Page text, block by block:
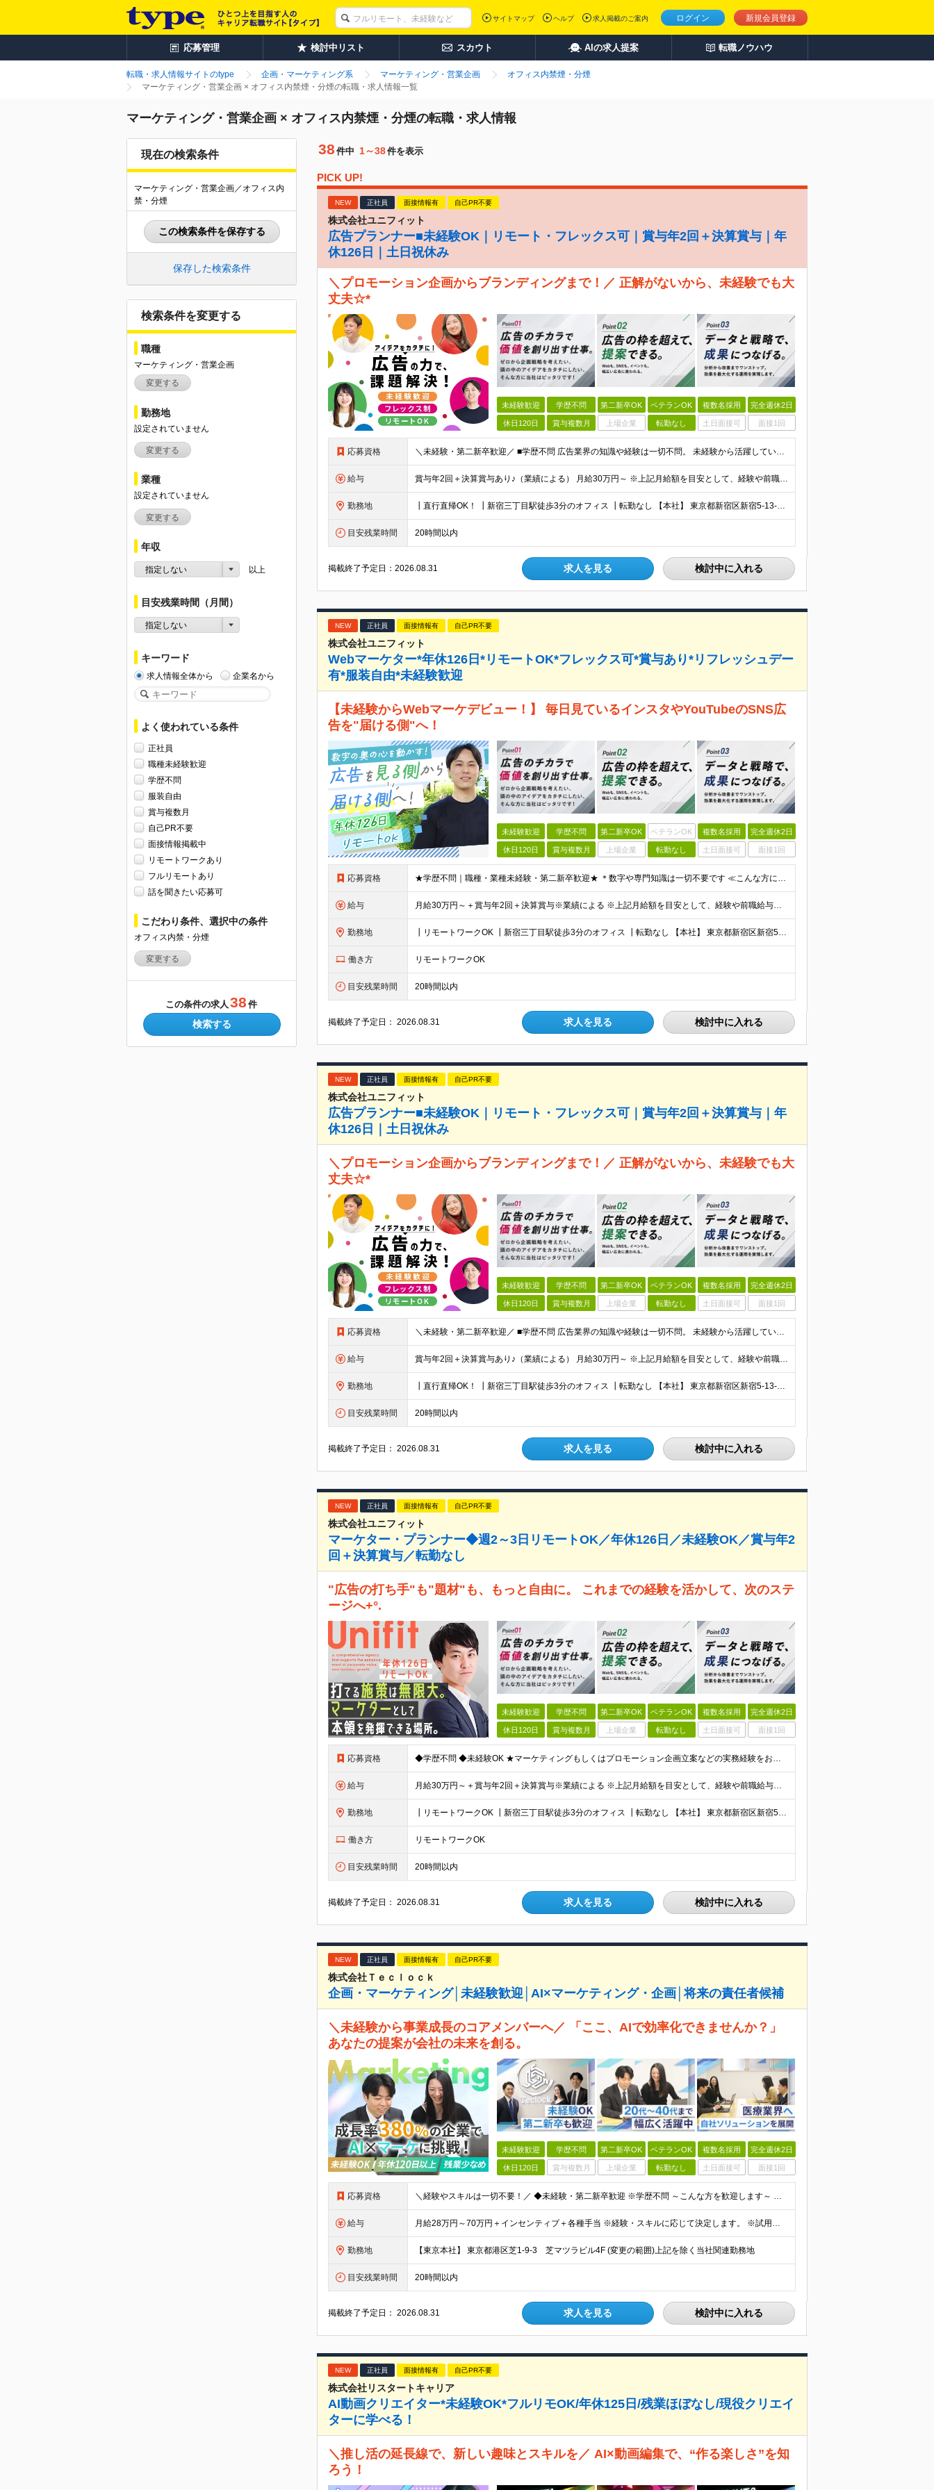
ログイン 新規会員登録
サイトマップ ヘルプ 求人掲載のご案内
応募管理 検討中リスト スカウト AIの求人提案 転職ノウハウ
転職・求人情報サイトのtype 企画・マーケティング系 マーケティング・営業企画
オフィス内禁煙・分煙
マーケティング・営業企画 × オフィス内禁煙・分煙の転職・求人情報一覧
マーケティング・営業企画 × オフィス内禁煙・分煙の転職・求人情報
現在の検索条件
マーケティング・営業企画／オフィス内
禁・分煙
この検索条件を保存する
保存した検索条件
検索条件を変更する
職種
マーケティング・営業企画
変更する
勤務地
設定されていません
変更する
業種
設定されていません
変更する
年収
指定しない 以上
目安残業時間（月間）
指定しない
キーワード
求人情報全体から 企業名から
よく使われている条件
正社員
職種未経験歓迎
学歴不問
服装自由
賞与複数月
自己PR不要
面接情報掲載中
リモートワークあり
フルリモートあり
話を聞きたい応募可
こだわり条件、選択中の条件
オフィス内禁・分煙
変更する
この条件の求人 38 件
検索する
38 件中 1～38件を表示
PICK UP!
NEW 正社員 面接情報有 自己PR不要
株式会社ユニフィット
広告プランナー■未経験OK｜リモート・フレックス可｜賞与年2回＋決算賞与｜年
休126日｜土日祝休み
＼プロモーション企画からブランディングまで！／ 正解がないから、未経験でも大
丈夫☆*
未経験歓迎 学歴不問 第二新卒OK ベテランOK 複数名採用 完全週休2日
休日120日 賞与複数月 上場企業 転勤なし 土日面接可 面接1回
応募資格 ＼未経験・第二新卒歓迎／ ■学歴不問 広告業界の知識や経験は一切不問。 未経験から活躍している先輩が多数在籍中です！ ＜こんな方にオススメです！＞ ◎広告・マーケティングの世界に興味がある ◎自
給与 賞与年2回＋決算賞与あり♪（業績による） 月給30万円～ ※上記月給額を目安として、経験や前職給与などを踏まえ、相談のうえ給与額が変動する可能性がございます。 ※試用期間中は賞与対象外となります。
勤務地 ┃直行直帰OK！ ┃新宿三丁目駅徒歩3分のオフィス ┃転勤なし 【本社】 東京都新宿区新宿5-13-9 太平洋不動産新宿ビル 2F ＼オフィスの雰囲気についてご紹介／ 落ち着いた色味でまとめられた
目安残業時間 20時間以内
掲載終了予定日：2026.08.31 求人を見る 検討中に入れる
NEW 正社員 面接情報有 自己PR不要
株式会社ユニフィット
Webマーケター*年休126日*リモートOK*フレックス可*賞与あり*リフレッシュデー
有*服装自由*未経験歓迎
【未経験からWebマーケデビュー！】 毎日見ているインスタやYouTubeのSNS広
告を"届ける側"へ！
未経験歓迎 学歴不問 第二新卒OK ベテランOK 複数名採用 完全週休2日
休日120日 賞与複数月 上場企業 転勤なし 土日面接可 面接1回
応募資格 ★学歴不問｜職種・業種未経験・第二新卒歓迎★ ＊数字や専門知識は一切不要です ≪こんな方にピッタリ！≫ ‥‥‥‥‥‥‥‥‥‥‥‥ ◎接客・販売・カウンター業務の経験を活かしたい方 ◎立ち仕事から、腰
給与 月給30万円～＋賞与年2回＋決算賞与※業績による ※上記月給額を目安として、経験や前職給与などを踏まえ、相談のうえ給与額が変動する可能性がございます。 ※試用期間中は賞与対象外となります。※試用期間
勤務地 ┃リモートワークOK ┃新宿三丁目駅徒歩3分のオフィス ┃転勤なし 【本社】 東京都新宿区新宿5-13-9 太平洋不動産新宿ビル 2F ＼オフィスの雰囲気についてご紹介／ 落ち着いた色味でまとめら
働き方 リモートワークOK
目安残業時間 20時間以内
掲載終了予定日：2026.08.31 求人を見る 検討中に入れる
NEW 正社員 面接情報有 自己PR不要
株式会社ユニフィット
広告プランナー■未経験OK｜リモート・フレックス可｜賞与年2回＋決算賞与｜年
休126日｜土日祝休み
＼プロモーション企画からブランディングまで！／ 正解がないから、未経験でも大
丈夫☆*
未経験歓迎 学歴不問 第二新卒OK ベテランOK 複数名採用 完全週休2日
休日120日 賞与複数月 上場企業 転勤なし 土日面接可 面接1回
応募資格 ＼未経験・第二新卒歓迎／ ■学歴不問 広告業界の知識や経験は一切不問。 未経験から活躍している先輩が多数在籍中です！ ＜こんな方にオススメです！＞ ◎広告・マーケティングの世界に興味がある ◎自
給与 賞与年2回＋決算賞与あり♪（業績による） 月給30万円～ ※上記月給額を目安として、経験や前職給与などを踏まえ、相談のうえ給与額が変動する可能性がございます。 ※試用期間中は賞与対象外となります。
勤務地 ┃直行直帰OK！ ┃新宿三丁目駅徒歩3分のオフィス ┃転勤なし 【本社】 東京都新宿区新宿5-13-9 太平洋不動産新宿ビル 2F ＼オフィスの雰囲気についてご紹介／ 落ち着いた色味でまとめられた
目安残業時間 20時間以内
掲載終了予定日：2026.08.31 求人を見る 検討中に入れる
NEW 正社員 面接情報有 自己PR不要
株式会社ユニフィット
マーケター・プランナー◆週2～3日リモートOK／年休126日／未経験OK／賞与年2
回＋決算賞与／転勤なし
"広告の打ち手"も"題材"も、もっと自由に。 これまでの経験を活かして、次のステ
ージへ+°.
未経験歓迎 学歴不問 第二新卒OK ベテランOK 複数名採用 完全週休2日
休日120日 賞与複数月 上場企業 転勤なし 土日面接可 面接1回
応募資格 ◆学歴不問 ◆未経験OK ★マーケティングもしくはプロモーション企画立案などの実務経験をお持ちの方歓迎します（業界・経験年数不問） ＜ 以下に１つでも当てはまる方は、大歓迎！＞ ◇自社製品・1業界
給与 月給30万円～＋賞与年2回＋決算賞与※業績による ※上記月給額を目安として、経験や前職給与などを踏まえ、相談のうえ給与額が変動する可能性がございます。 ※試用期間中は賞与対象外となります。 【固定
勤務地 ┃リモートワークOK ┃新宿三丁目駅徒歩3分のオフィス ┃転勤なし 【本社】 東京都新宿区新宿5-13-9 太平洋不動産新宿ビル 2F ＼オフィスの雰囲気についてご紹介／ 落ち着いた色味でまとめら
働き方 リモートワークOK
目安残業時間 20時間以内
掲載終了予定日：2026.08.31 求人を見る 検討中に入れる
NEW 正社員 面接情報有 自己PR不要
株式会社Ｔｅｃｌｏｃｋ
企画・マーケティング│未経験歓迎│AI×マーケティング・企画│将来の責任者候補
＼未経験から事業成長のコアメンバーへ／ 「ここ、AIで効率化できませんか？」
あなたの提案が会社の未来を創る。
未経験歓迎 学歴不問 第二新卒OK ベテランOK 複数名採用 完全週休2日
休日120日 賞与複数月 上場企業 転勤なし 土日面接可 面接1回
応募資格 ＼経験やスキルは一切不要！／ ◆未経験・第二新卒歓迎 ※学歴不問 ～こんな方を歓迎します～ ◇新しいことを学ぶのが好きな方 ◇AIやマーケティングに興味がある方 ◇自分で考えながら仕事を進めたい方
給与 月給28万円～70万円＋インセンティブ＋各種手当 ※経験・スキルに応じて決定します。 ※試用期間3～6ヶ月／給与と待遇変更なし ※45時間分の固定残業代（73,000円～）を含みます。超過分は全額支
勤務地 【東京本社】 東京都港区芝1-9-3 芝マツラビル4F (変更の範囲)上記を除く当社関連勤務地
目安残業時間 20時間以内
掲載終了予定日：2026.08.31 求人を見る 検討中に入れる
NEW 正社員 面接情報有 自己PR不要
株式会社リスタートキャリア
AI動画クリエイター*未経験OK*フルリモOK/年休125日/残業ほぼなし/現役クリエイ
ターに学べる！
＼推し活の延長線で、新しい趣味とスキルを／ AI×動画編集で、“作る楽しさ”を知
ろう！